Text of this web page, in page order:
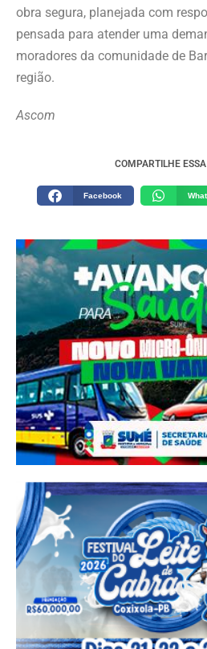
obra segura, planejada com
pensada para atender uma
moradores da comunidade de
região.
Ascom
COMPARTILHE
Facebook